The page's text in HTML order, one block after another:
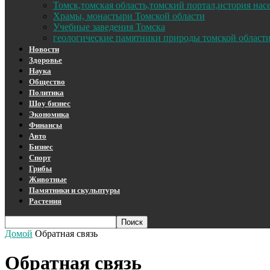
Томск,томская область,томский портал,история
Храмы, монастыри Томской области
Учебные заведения Томска
геологические памятники природы томской области
Новости
Здоровье
Наука
Общество
Политика
Шоу бизнес
Экономика
Финансы
Авто
Бизнес
Спорт
Грибы
Животные
Памятники и скульптуры
Растения
Домой Обратная связь
Обратная связь